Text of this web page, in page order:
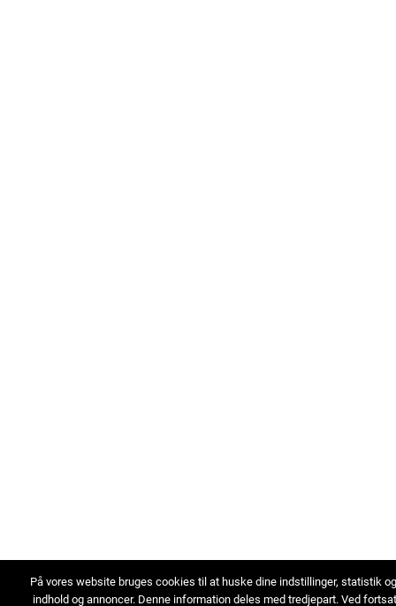
På vores website bruges cookies til at huske dine indstillinger, statistik
indhold og annoncer. Denne information deles med tredjepart. Ved